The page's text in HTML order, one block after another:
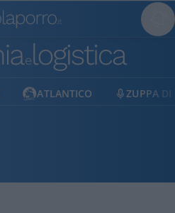
ATLANTICO ZUPPA DI